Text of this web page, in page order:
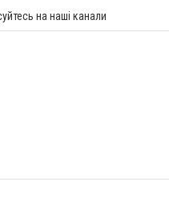
на наші канали